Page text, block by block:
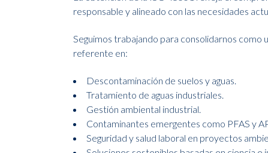
responsable y alineado con las necesidades
Seguimos trabajando para consolidarnos como
referente en:
Descontaminación de suelos y aguas.
Tratamiento de aguas industriales.
Gestión ambiental industrial.
Contaminantes emergentes como PFAS y
Seguridad y salud laboral en proyectos